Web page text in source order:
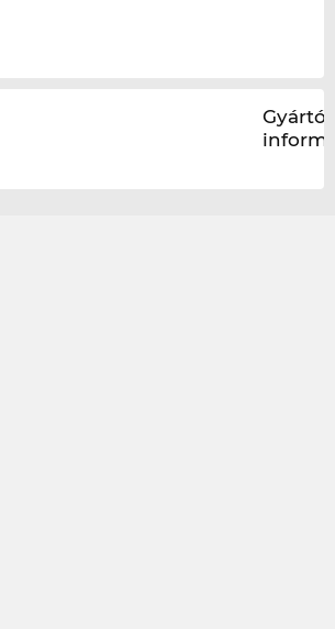
Gyártói